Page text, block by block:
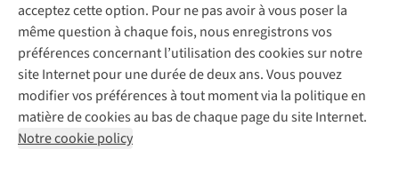
acceptez cette option. Pour ne pas avoir à vous poser la
même question à chaque fois, nous enregistrons vos
préférences concernant l’utilisation des cookies sur notre
site Internet pour une durée de deux ans. Vous pouvez
modifier vos préférences à tout moment via la politique en
matière de cookies au bas de chaque page du site Internet.
Notre cookie policy
Mentions légales
Politique de confidentialité
Conditions générales
Cookie Policy